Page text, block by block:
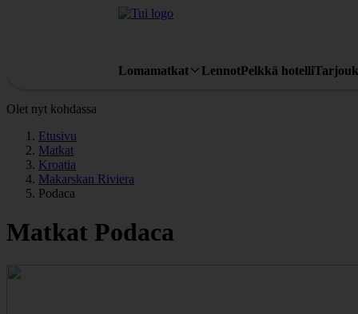
Lomamatkat LennotPelkkä hotelli
Olet nyt kohdassa
Etusivu
Matkat
Kroatia
Makarskan Riviera
Podaca
Matkat Podaca